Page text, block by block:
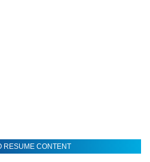
RESUME CONTENT